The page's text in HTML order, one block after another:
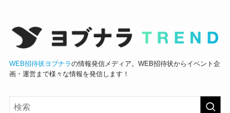
WEB招待状ヨブナラの情報発信メディア。WEB招待状からイベント企
画・運営まで様々な情報を発信します！